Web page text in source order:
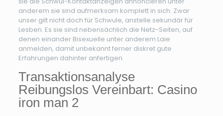
anderem sie sind aufmerksam komplett in sich. Zwar
unser gilt nicht doch für Schwule, anstelle sekundär für
Lesben. Es sie sind nebensächlich die Netz-Seiten, auf
denen einander Bisexuelle unter anderem Laie
anmelden, damit unbekannt ferner diskret gute
Erfahrungen dahinter anfertigen.
Transaktionsanalyse
Reibungslos Vereinbart: Casino
iron man 2